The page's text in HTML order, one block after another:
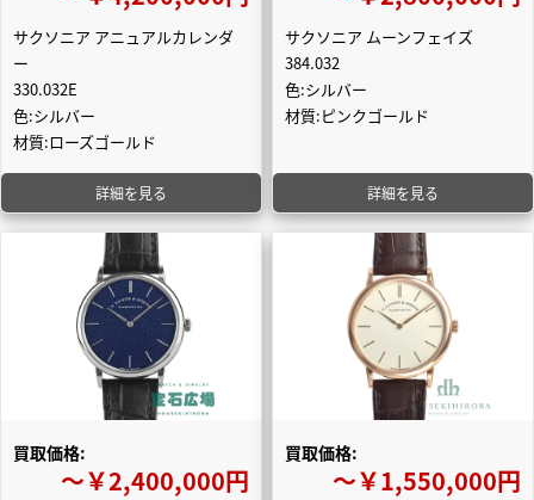
サクソニア アニュアルカレンダ
ー
330.032E
色:シルバー
材質:ローズゴールド
詳細を見る
サクソニア ムーンフェイズ
384.032
色:シルバー
材質:ピンクゴールド
詳細を見る
買取価格:
〜￥2,400,000円
買取価格:
〜￥1,550,000円